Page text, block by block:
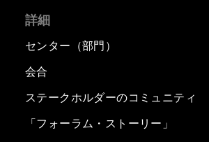
詳細
センター（部門）
会合
ステークホルダーのコミュニティ
「フォーラム・ストーリー」